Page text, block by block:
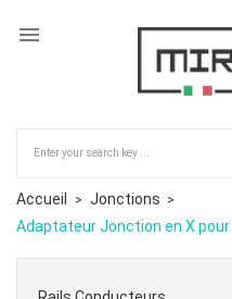

Accueil
Jonctions
Adaptateur Jonction en X